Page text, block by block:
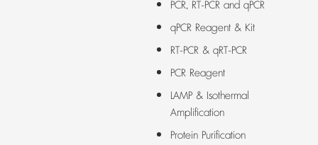
PCR, RT-PCR and qPCR
qPCR Reagent & Kit
RT-PCR & qRT-PCR
PCR Reagent
LAMP & Isothermal
Amplification
Protein Purification